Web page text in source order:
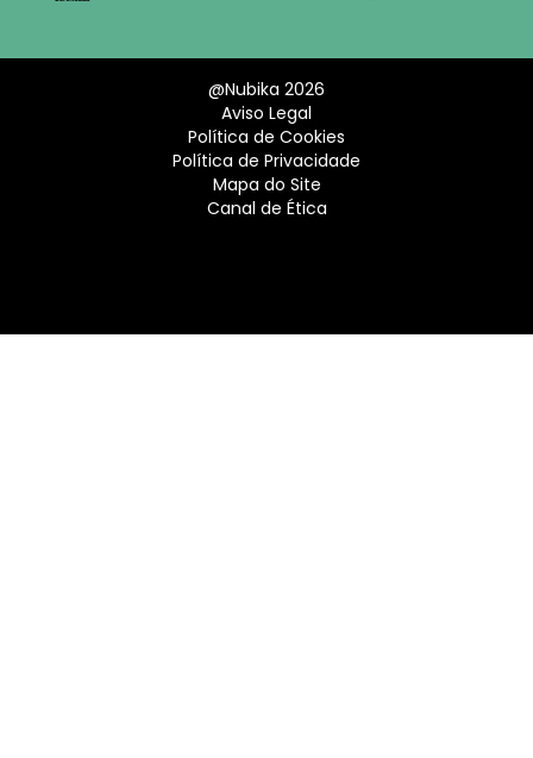
@Nubika 2026
Aviso Legal
Política de Cookies
Política de Privacidade
Mapa do Site
Canal de Ética